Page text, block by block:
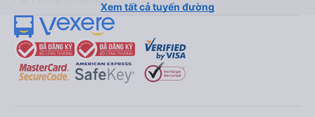
Xem tất cả tuyến đường